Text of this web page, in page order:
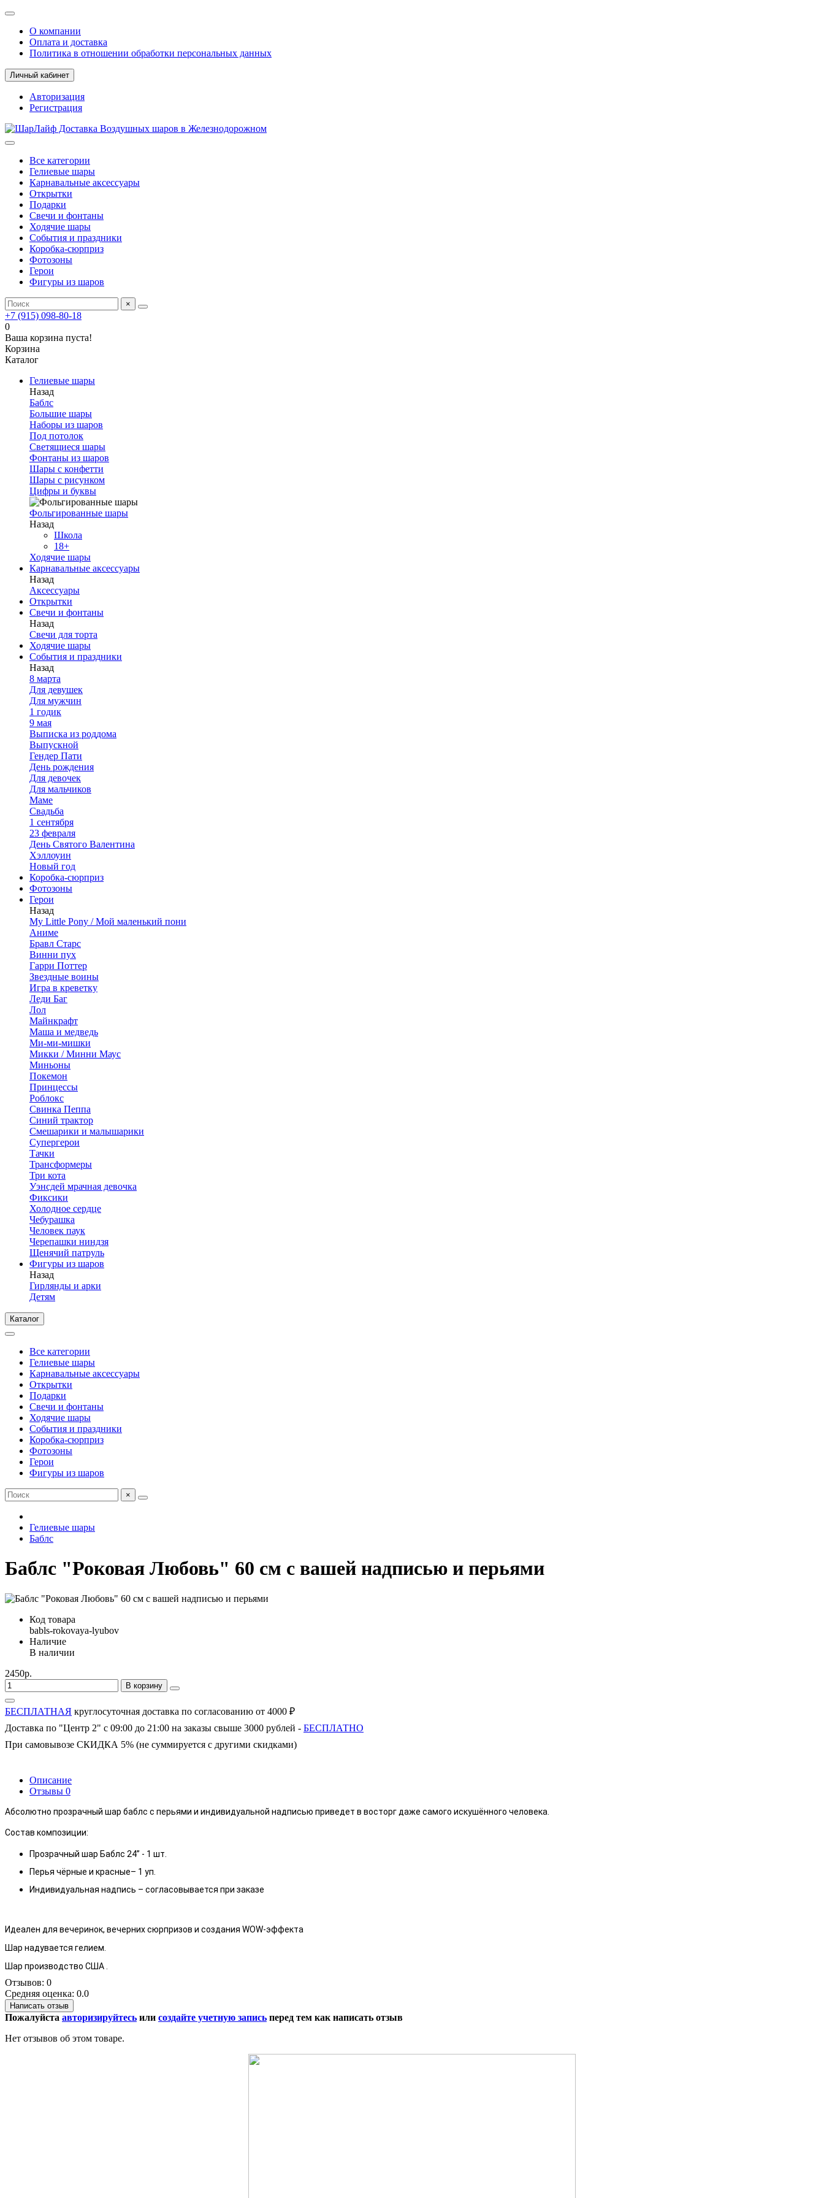
О компании
Оплата и доставка
Политика в отношении обработки персональных данных
Личный кабинет
Авторизация
Регистрация
Все категории
Гелиевые шары
Карнавальные аксессуары
Открытки
Подарки
Свечи и фонтаны
Ходячие шары
События и праздники
Коробка-сюрприз
Фотозоны
Герои
Фигуры из шаров
×
+7 (915) 098-80-18
0
Ваша корзина пуста!
Корзина
Каталог
Гелиевые шары
Назад
Баблс
Большие шары
Наборы из шаров
Под потолок
Светящиеся шары
Фонтаны из шаров
Шары с конфетти
Шары с рисунком
Цифры и буквы
Фольгированные шары
Назад
Школа
18+
Ходячие шары
Карнавальные аксессуары
Назад
Аксессуары
Открытки
Свечи и фонтаны
Назад
Свечи для торта
Ходячие шары
События и праздники
Назад
8 марта
Для девушек
Для мужчин
1 годик
9 мая
Выписка из роддома
Выпускной
Гендер Пати
День рождения
Для девочек
Для мальчиков
Маме
Свадьба
1 сентября
23 февраля
День Святого Валентина
Хэллоуин
Новый год
Коробка-сюрприз
Фотозоны
Герои
Назад
My Little Pony / Мой маленький пони
Аниме
Бравл Старс
Винни пух
Гарри Поттер
Звездные воины
Игра в креветку
Леди Баг
Лол
Майнкрафт
Маша и медведь
Ми-ми-мишки
Микки / Минни Маус
Миньоны
Покемон
Принцессы
Роблокс
Свинка Пеппа
Синий трактор
Смешарики и малышарики
Супергерои
Тачки
Трансформеры
Три кота
Уэнсдей мрачная девочка
Фиксики
Холодное сердце
Чебурашка
Человек паук
Черепашки ниндзя
Щенячий патруль
Фигуры из шаров
Назад
Гирлянды и арки
Детям
Каталог
Все категории
Гелиевые шары
Карнавальные аксессуары
Открытки
Подарки
Свечи и фонтаны
Ходячие шары
События и праздники
Коробка-сюрприз
Фотозоны
Герои
Фигуры из шаров
×
Гелиевые шары
Баблс
Баблс "Роковая Любовь" 60 см с вашей надписью и перьями
Код товара
babls-rokovaya-lyubov
Наличие
В наличии
2450р.
В корзину
БЕСПЛАТНАЯ круглосуточная доставка по согласованию от 4000 ₽
Доставка по "Центр 2" с 09:00 до 21:00 на заказы свыше 3000 рублей - БЕСПЛАТНО
При самовывозе СКИДКА 5% (не суммируется с другими скидками)
Описание
Отзывы 0
Абсолютно прозрачный шар баблс с перьями и индивидуальной надписью приведет в восторг даже самого искушённого человека.
Состав композиции:
Прозрачный шар Баблс 24” - 1 шт.
Перья чёрные и красные– 1 уп.
Индивидуальная надпись – согласовывается при заказе
Идеален для вечеринок, вечерних сюрпризов и создания WOW-эффекта
Шар надувается гелием.
Шар производство США .
Отзывов: 0
Средняя оценка: 0.0
Написать отзыв
Пожалуйста авторизируйтесь или создайте учетную запись перед тем как написать отзыв
Нет отзывов об этом товаре.